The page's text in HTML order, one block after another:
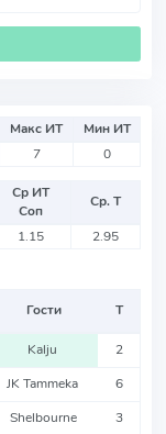
Макс ИТ
Мин ИТ
7 0
Ср ИТ
Соп
Ср. Т
1.15 2.95
Гости Т
Kalju 2
JK Tammeka 6
Shelbourne 3